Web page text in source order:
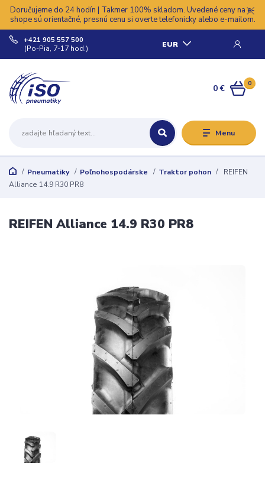
Doručujeme do 24 hodín | Takmer 100% skladom. Uvedené ceny na e-
shope sú orientačné, presnú cenu si overte telefonicky alebo e-mailom.
Menu
EUR
+421 905 557 500
(Po-Pia, 7-17 hod.)
0
0 €
Pneumatiky Poľnohospodárske Traktor pohon
REIFEN
Alliance 14.9 R30 PR8
REIFEN Alliance 14.9 R30 PR8